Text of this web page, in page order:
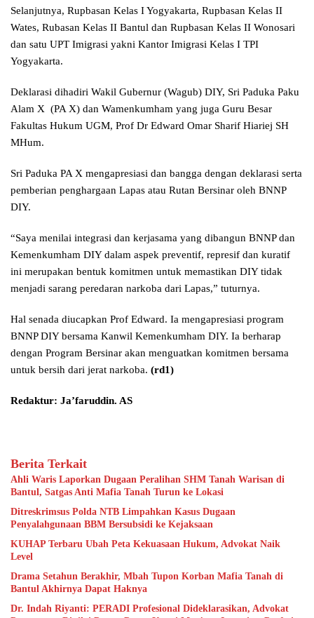
Selanjutnya, Rupbasan Kelas I Yogyakarta, Rupbasan Kelas II
Wates, Rubasan Kelas II Bantul dan Rupbasan Kelas II Wonosari
dan satu UPT Imigrasi yakni Kantor Imigrasi Kelas I TPI
Yogyakarta.
Deklarasi dihadiri Wakil Gubernur (Wagub) DIY, Sri Paduka Paku
Alam X (PA X) dan Wamenkumham yang juga Guru Besar
Fakultas Hukum UGM, Prof Dr Edward Omar Sharif Hiariej SH
MHum.
Sri Paduka PA X mengapresiasi dan bangga dengan deklarasi serta
pemberian penghargaan Lapas atau Rutan Bersinar oleh BNNP
DIY.
“Saya menilai integrasi dan kerjasama yang dibangun BNNP dan
Kemenkumham DIY dalam aspek preventif, represif dan kuratif
ini merupakan bentuk komitmen untuk memastikan DIY tidak
menjadi sarang peredaran narkoba dari Lapas,” tuturnya.
Hal senada diucapkan Prof Edward. Ia mengapresiasi program
BNNP DIY bersama Kanwil Kemenkumham DIY. Ia berharap
dengan Program Bersinar akan menguatkan komitmen bersama
untuk bersih dari jerat narkoba. (rd1)
Redaktur: Ja’faruddin. AS
Berita Terkait
Ahli Waris Laporkan Dugaan Peralihan SHM Tanah Warisan di
Bantul, Satgas Anti Mafia Tanah Turun ke Lokasi
Ditreskrimsus Polda NTB Limpahkan Kasus Dugaan
Penyalahgunaan BBM Bersubsidi ke Kejaksaan
KUHAP Terbaru Ubah Peta Kekuasaan Hukum, Advokat Naik
Level
Drama Setahun Berakhir, Mbah Tupon Korban Mafia Tanah di
Bantul Akhirnya Dapat Haknya
Dr. Indah Riyanti: PERADI Profesional Dideklarasikan, Advokat